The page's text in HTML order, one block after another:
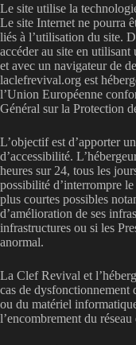
Le site utilise la
Le site Internet ne pourra
liés à l’utilisation du site.
accéder au site en
et avec un navigateur de
laclefrevival.org est
l’Union Européenne
Général sur la Protection
L’objectif est d’apporter
d’accessibilité.
heures sur 24, tous les
possibilité d’interrompre
plus courtes possibles
d’amélioration de ses
infrastructures ou si les
anormal.
La Clef Revival et
cas de dysfonctionnement
ou du matériel
l’encombrement du réseau